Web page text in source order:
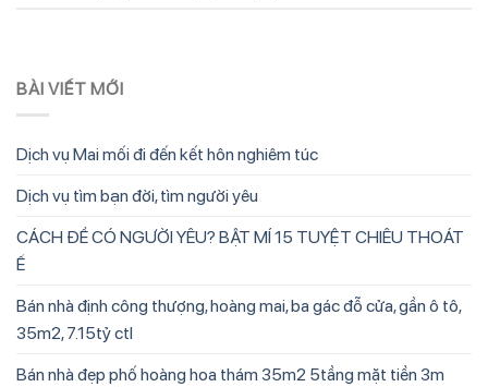
BÀI VIẾT MỚI
Dịch vụ Mai mối đi đến kết hôn nghiêm túc
Dịch vụ tìm bạn đời, tìm người yêu
CÁCH ĐỂ CÓ NGƯỜI YÊU? BẬT MÍ 15 TUYỆT CHIÊU THOÁT
Ế
Bán nhà định công thượng, hoàng mai, ba gác đỗ cửa, gần ô tô,
35m2, 7.15tỷ ctl
Bán nhà đẹp phố hoàng hoa thám 35m2 5tầng mặt tiền 3m